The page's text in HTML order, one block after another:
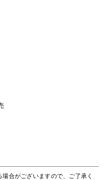
合がございますので、ご了承く